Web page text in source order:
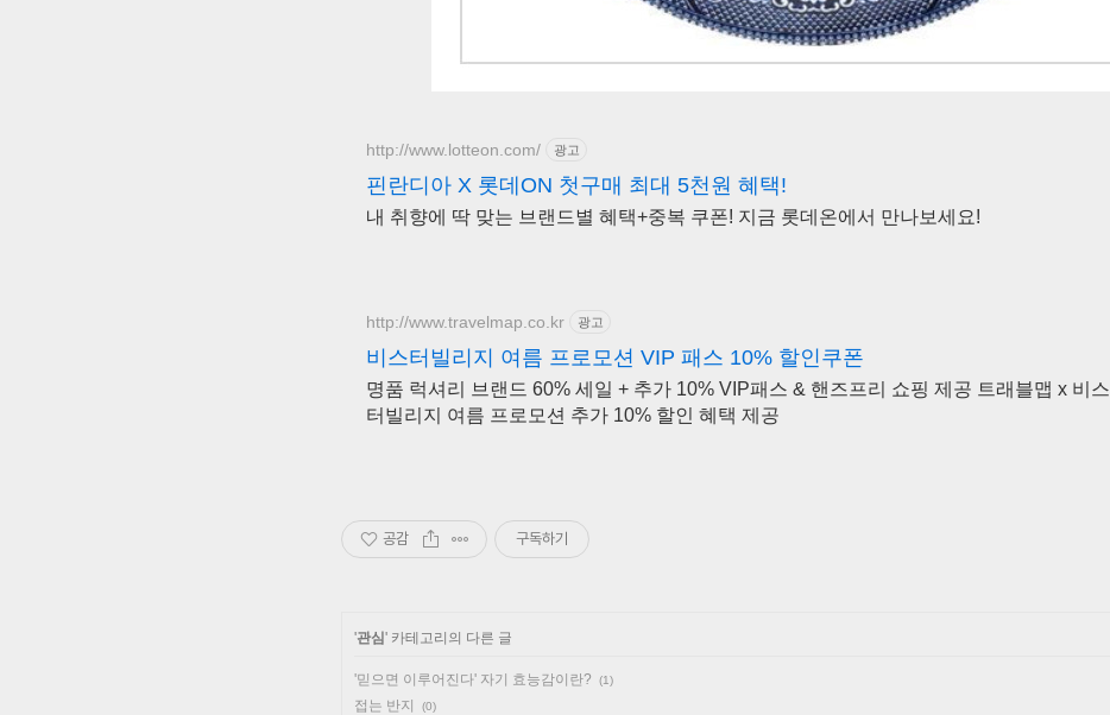
http://www.lotteon.com/ 광고
핀란디아 X 롯데ON 첫구매 최대 5천원 혜택!
내 취향에 딱 맞는 브랜드별 혜택+중복 쿠폰! 지금 롯데온에서 만나보세요!
http://www.travelmap.co.kr 광고
비스터빌리지 여름 프로모션 VIP 패스 10% 할인쿠폰
명품 럭셔리 브랜드 60% 세일 + 추가 10% VIP패스 & 핸즈프리 쇼핑 제공 트래블맵 x 비스
터빌리지 여름 프로모션 추가 10% 할인 혜택 제공
공감 구독하기
'관심 ' 카테고리의 다른 글
'믿으면 이루어진다' 자기 효능감이란? (1)
접는 반지 (0)